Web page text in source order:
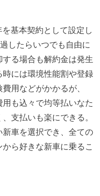
を基本契約として設定し
したらいつでも自由に
る場合も解約金は発生
には環境性能割や登録
用などがかかるが、
用も込々で均等払いなた
支払いも楽にできる。
車を選択でき、全ての
ら好きな新車に乗るこ